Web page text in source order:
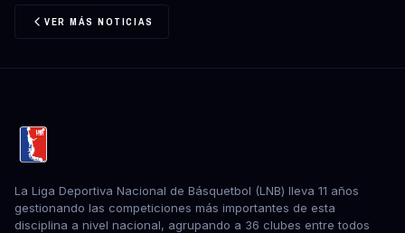
VER MÁS NOTICIAS
La Liga Deportiva Nacional de Básquetbol (LNB) lleva 11 años
gestionando las competiciones más importantes de esta
disciplina a nivel nacional, agrupando a 36 clubes entre todos